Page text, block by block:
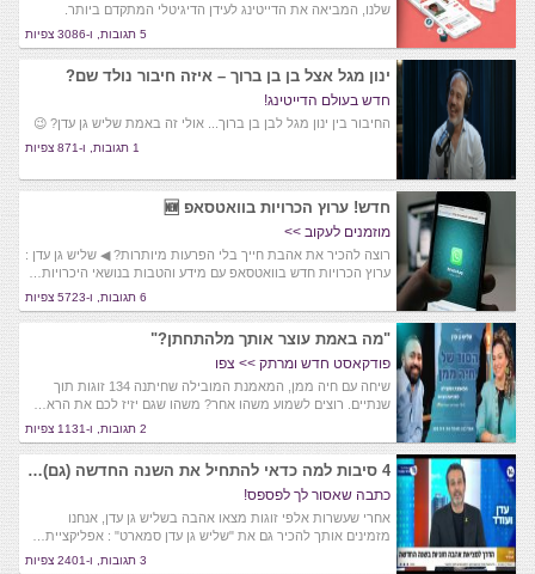
שלנו, המביאה את הדייטינג לעידן הדיגיטלי המתקדם ביותר.
5 תגובות, ו-3086 צפיות
ינון מגל אצל בן בן ברוך – איזה חיבור נולד שם?
חדש בעולם הדייטינג!
החיבור בין ינון מגל לבן בן ברוך... אולי זה באמת שליש גן עדן? 😉
1 תגובות, ו-871 צפיות
חדש! ערוץ הכרויות בוואטסאפ 🆕
מוזמנים לעקוב >>
רוצה להכיר את אהבת חייך בלי הפרעות מיותרות? ◀ שליש גן עדן :
ערוץ הכרויות חדש בוואטסאפ עם מידע והטבות בנושאי היכרויות…
6 תגובות, ו-5723 צפיות
"מה באמת עוצר אותך מלהתחתן?"
פודקאסט חדש ומרתק >> צפו
שיחה עם חיה ממן, המאמנת המובילה שחיתנה 134 זוגות תוך
שנתיים. רוצים לשמוע משהו אחר? משהו שגם יזיז לכם את הרא…
2 תגובות, ו-1131 צפיות
4 סיבות למה כדאי להתחיל את השנה החדשה (גם) עם שליש גן עדן סמארט 😍
כתבה שאסור לך לפספס!
אחרי שעשרות אלפי זוגות מצאו אהבה בשליש גן עדן, אנחנו
מזמינים אותך להכיר גם את "שליש גן עדן סמארט" : אפליקציית…
3 תגובות, ו-2401 צפיות